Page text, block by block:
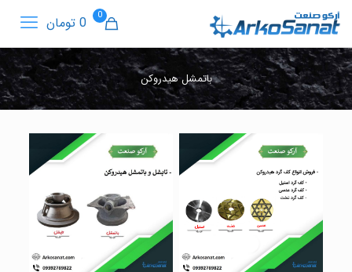
0 0 تومان
باتمشل هیدروکن